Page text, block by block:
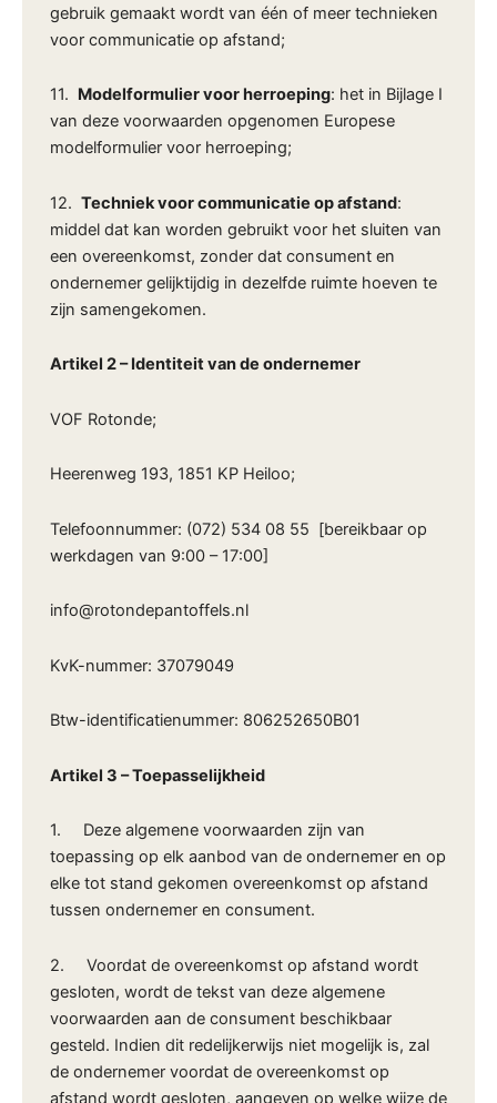
gebruik gemaakt wordt van één of meer technieken
voor communicatie op afstand;
11. Modelformulier voor herroeping: het in Bijlage I
van deze voorwaarden opgenomen Europese
modelformulier voor herroeping;
12. Techniek voor communicatie op afstand:
middel dat kan worden gebruikt voor het sluiten van
een overeenkomst, zonder dat consument en
ondernemer gelijktijdig in dezelfde ruimte hoeven te
zijn samengekomen.
Artikel 2 – Identiteit van de ondernemer
VOF Rotonde;
Heerenweg 193, 1851 KP Heiloo;
Telefoonnummer: (072) 534 08 55 [bereikbaar op
werkdagen van 9:00 – 17:00]
info@rotondepantoffels.nl
KvK-nummer: 37079049
Btw-identificatienummer: 806252650B01
Artikel 3 – Toepasselijkheid
1. Deze algemene voorwaarden zijn van
toepassing op elk aanbod van de ondernemer en op
elke tot stand gekomen overeenkomst op afstand
tussen ondernemer en consument.
2. Voordat de overeenkomst op afstand wordt
gesloten, wordt de tekst van deze algemene
voorwaarden aan de consument beschikbaar
gesteld. Indien dit redelijkerwijs niet mogelijk is, zal
de ondernemer voordat de overeenkomst op
afstand wordt gesloten, aangeven op welke wijze de